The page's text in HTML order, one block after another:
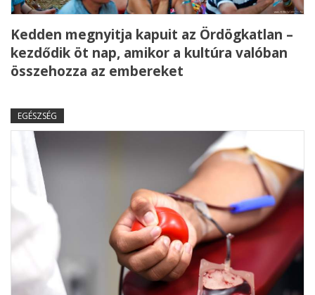
Kedden megnyitja kapuit az Ördögkatlan –
kezdődik öt nap, amikor a kultúra valóban
összehozza az embereket
EGÉSZSÉG